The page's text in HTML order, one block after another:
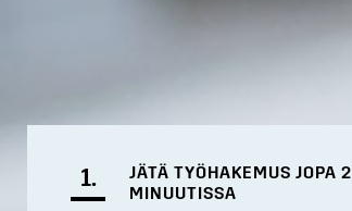
1.
JÄTÄ TYÖHAKEMUS JOPA 2
MINUUTISSA